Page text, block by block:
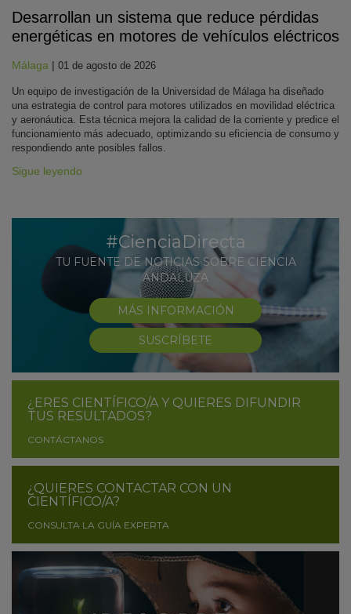
Desarrollan un sistema que reduce pérdidas
energéticas en motores de vehículos eléctricos
Málaga | 01 de agosto de 2026
Un equipo de investigación de la Universidad de Málaga ha diseñado
una estrategia de control para motores utilizados en movilidad eléctrica
y aeronáutica. Esta técnica mejora la calidad de la corriente y predice el
funcionamiento más adecuado, optimizando su eficiencia de consumo y
respondiendo ante posibles fallos.
Sigue leyendo
#CienciaDirecta
TU FUENTE DE NOTICIAS SOBRE CIENCIA
ANDALUZA
MÁS INFORMACIÓN
SUSCRÍBETE
¿ERES CIENTÍFICO/A Y QUIERES DIFUNDIR
TUS RESULTADOS?
CONTÁCTANOS
¿QUIERES CONTACTAR CON UN
CIENTÍFICO/A?
CONSULTA LA GUÍA EXPERTA